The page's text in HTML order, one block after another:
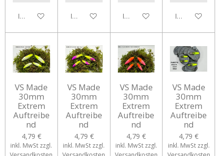
In den WarenkorbIn den WarenkorbIn den WarenkorbIn den
VS Made
30mm
Extrem
Auftreibe
nd
4,79 €
inkl. MwSt zzgl.
VS Made
30mm
Extrem
Auftreibe
nd
4,79 €
inkl. MwSt zzgl.
VS Made
30mm
Extrem
Auftreibe
nd
4,79 €
inkl. MwSt zzgl.
VS Made
30mm
Extrem
Auftreibe
nd
4,79 €
inkl. MwSt zzgl.